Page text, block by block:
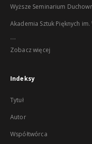
Wyższe Seminarium
Akademia Sztuk Pięknych
...
Zobacz więcej
Indeksy
Tytuł
Autor
Współtwórca